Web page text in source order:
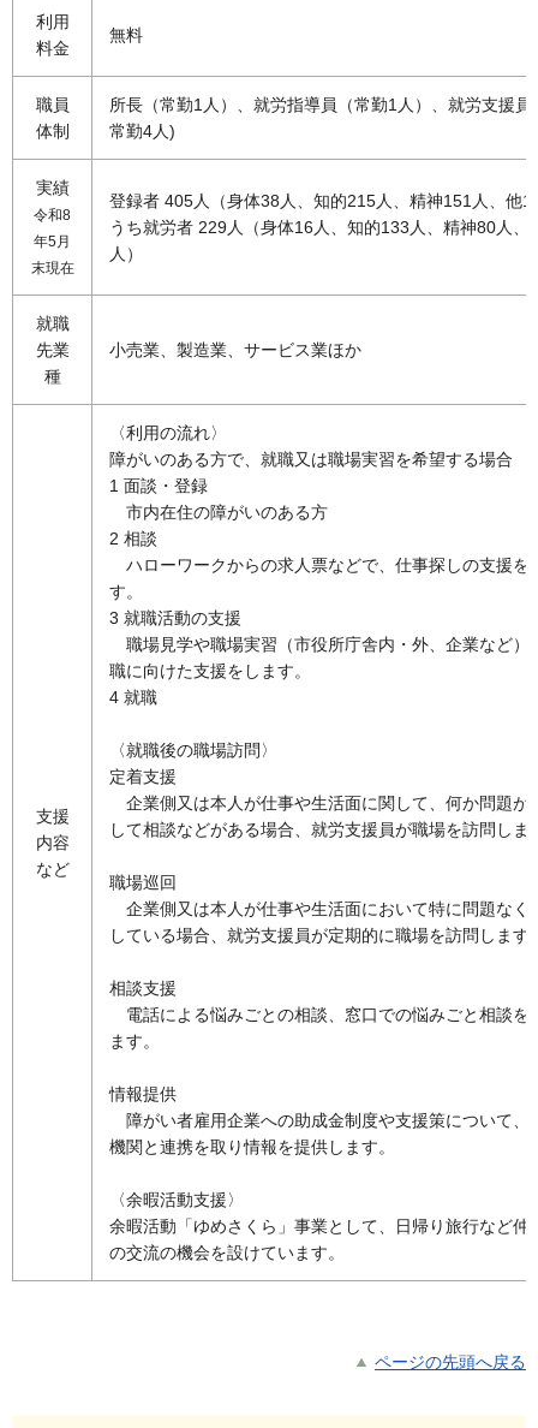
利用
料金
無料
職員
体制
所長（常勤1人）、就労指導員（常勤1人）、就労支援員
常勤4人)
実績
令和8
年5月
末現在
登録者 405人（身体38人、知的215人、精神151人、他1
うち就労者 229人（身体16人、知的133人、精神80人、
人）
就職
先業
種
小売業、製造業、サービス業ほか
支援
内容
など
〈利用の流れ〉
障がいのある方で、就職又は職場実習を希望する場合
1 面談・登録
市内在住の障がいのある方
2 相談
ハローワークからの求人票などで、仕事探しの支援を
す。
3 就職活動の支援
職場見学や職場実習（市役所庁舎内・外、企業など）
職に向けた支援をします。
4 就職
〈就職後の職場訪問〉
定着支援
企業側又は本人が仕事や生活面に関して、何か問題が
して相談などがある場合、就労支援員が職場を訪問しま
職場巡回
企業側又は本人が仕事や生活面において特に問題なく
している場合、就労支援員が定期的に職場を訪問します
相談支援
電話による悩みごとの相談、窓口での悩みごと相談を
ます。
情報提供
障がい者雇用企業への助成金制度や支援策について、
機関と連携を取り情報を提供します。
〈余暇活動支援〉
余暇活動「ゆめさくら」事業として、日帰り旅行など仲
の交流の機会を設けています。
ページの先頭へ戻る